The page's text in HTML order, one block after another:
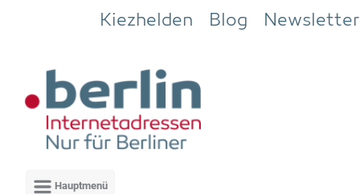
Zum Hauptinhalt springen
Kiezhelden Blog Newsletter